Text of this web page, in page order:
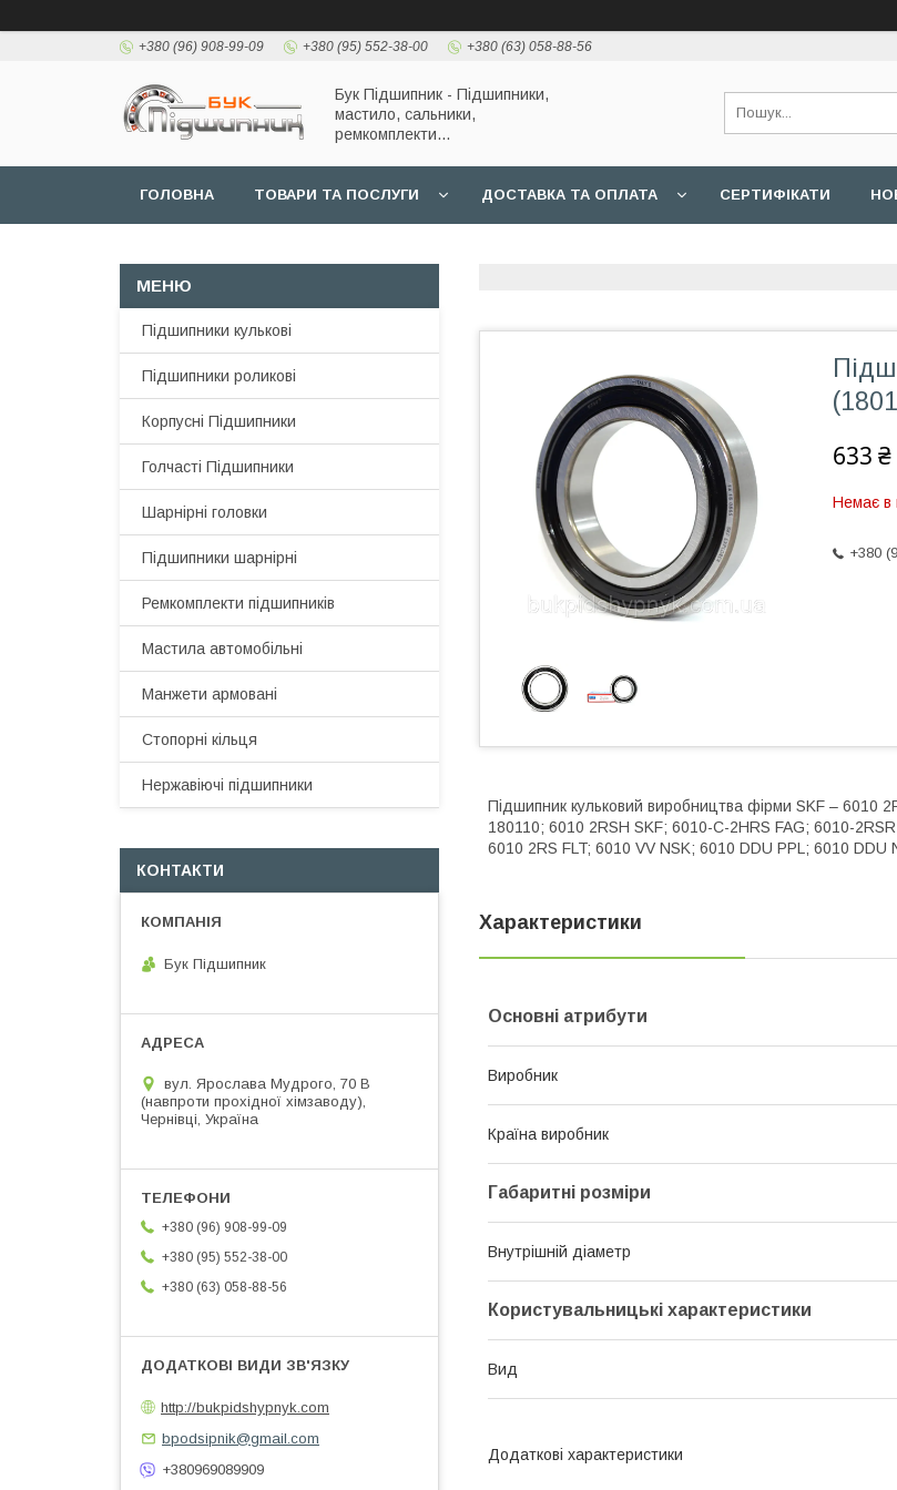
+380 (96) 908-99-09 +380 (95) 552-38-00 +380 (63) 058-88-56
Бук Підшипник - Підшипники,
мастило, сальники,
ремкомплекти...
ГОЛОВНА ТОВАРИ ТА ПОСЛУГИ ДОСТАВКА ТА ОПЛАТА СЕРТИФІКАТИ
633 ₴
Немає в
+380
Підшипник кульковий виробництва фірми SKF – 6010
180110; 6010 2RSH SKF; 6010-C-2HRS FAG; 6010-
6010 2RS FLT; 6010 VV NSK; 6010 DDU PPL; 6010 DDU
Характеристики
Основні атрибути
Виробник
Країна виробник
Габаритні розміри
Внутрішній діаметр
Користувальницькі характеристики
Вид
Додаткові характеристики
Підшипники кулькові
Підшипники роликові
Корпусні Підшипники
Голчасті Підшипники
Шарнірні головки
Підшипники шарнірні
Ремкомплекти підшипників
Мастила автомобільні
Манжети армовані
Стопорні кільця
Нержавіючі підшипники
КОНТАКТИ
Бук Підшипник
вул. Ярослава Мудрого, 70 В
(навпроти прохідної хімзаводу),
Чернівці, Україна
+380 (96) 908-99-09
+380 (95) 552-38-00
+380 (63) 058-88-56
http://bukpidshypnyk.com
bpodsipnik@gmail.com
+380969089909